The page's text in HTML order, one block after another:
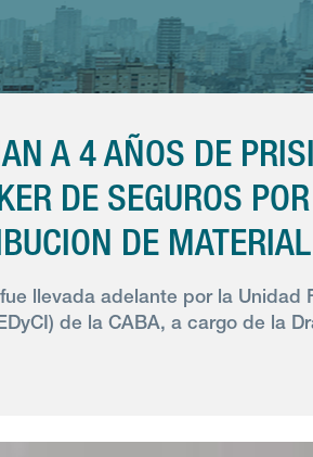
A 4 AÑOS DE
DE SEGUROS
DE
llevada adelante por la
de la CABA, a cargo de la